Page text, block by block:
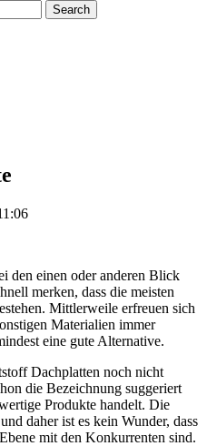
Search
den einen oder anderen Blick
merken, dass die meisten
Mittlerweile erfreuen sich
Materialien immer
eine gute Alternative.
Dachplatten noch nicht
die Bezeichnung suggeriert
Produkte handelt. Die
daher ist es kein Wunder, dass
mit den Konkurrenten sind.